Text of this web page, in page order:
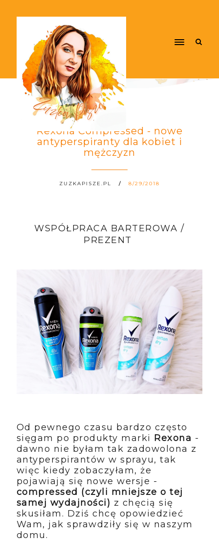
Rexona Compressed - nowe
antyperspiranty dla kobiet i
mężczyzn
ZUZKAPISZE.PL 8/29/2018
WSPÓŁPRACA BARTEROWA /
PREZENT
Od pewnego czasu bardzo często
sięgam po produkty marki Rexona -
dawno nie byłam tak zadowolona z
antyperspirantów w sprayu, tak
więc kiedy zobaczyłam, że
pojawiają się nowe wersje -
compressed (czyli mniejsze o tej
samej wydajności) z chęcią się
skusiłam. Dziś chcę opowiedzieć
Wam, jak sprawdziły się w naszym
domu.